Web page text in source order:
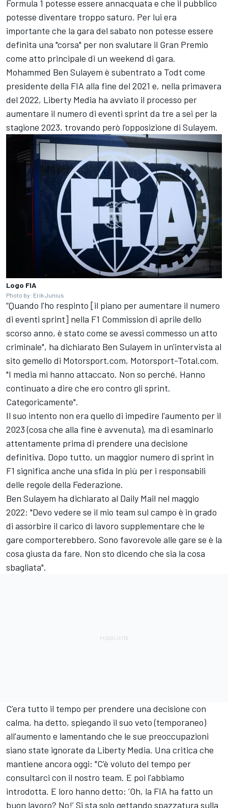
Formula 1 potesse essere annacquata e che il pubblico
potesse diventare troppo saturo. Per lui era
importante che la gara del sabato non potesse essere
definita una "corsa" per non svalutare il Gran Premio
come atto principale di un weekend di gara.
Mohammed Ben Sulayem è subentrato a Todt come
presidente della FIA alla fine del 2021 e, nella primavera
del 2022, Liberty Media ha avviato il processo per
aumentare il numero di eventi sprint da tre a sei per la
stagione 2023, trovando però l’opposizione di Sulayem.
Logo FIA
Photo by: Erik Junius
“Quando l'ho respinto [il piano per aumentare il numero
di eventi sprint] nella F1 Commission di aprile dello
scorso anno, è stato come se avessi commesso un atto
criminale", ha dichiarato Ben Sulayem in un'intervista al
sito gemello di Motorsport.com, Motorsport-Total.com.
"I media mi hanno attaccato. Non so perché. Hanno
continuato a dire che ero contro gli sprint.
Categoricamente".
Il suo intento non era quello di impedire l'aumento per il
2023 (cosa che alla fine è avvenuta), ma di esaminarlo
attentamente prima di prendere una decisione
definitiva. Dopo tutto, un maggior numero di sprint in
F1 significa anche una sfida in più per i responsabili
delle regole della Federazione.
Ben Sulayem ha dichiarato al Daily Mail nel maggio
2022: "Devo vedere se il mio team sul campo è in grado
di assorbire il carico di lavoro supplementare che le
gare comporterebbero. Sono favorevole alle gare se è la
cosa giusta da fare. Non sto dicendo che sia la cosa
sbagliata".
C'era tutto il tempo per prendere una decisione con
calma, ha detto, spiegando il suo veto (temporaneo)
all'aumento e lamentando che le sue preoccupazioni
siano state ignorate da Liberty Media. Una critica che
mantiene ancora oggi: "C’è voluto del tempo per
consultarci con il nostro team. E poi l'abbiamo
introdotta. E loro hanno detto: ‘Oh, la FIA ha fatto un
buon lavoro? No!’ Si sta solo gettando spazzatura sulla